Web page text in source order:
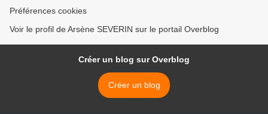
Préférences cookies
Voir le profil de Arsène SEVERIN sur le portail Overblog
Créer un blog sur Overblog
Créer un blog